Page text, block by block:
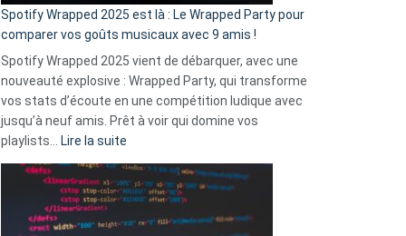
»
Solly
change
la
vie
sans-
abri
en
3
Spotify Wrapped 2025 est là : Le Wrapped Party pour
comparer vos goûts musicaux avec 9 amis !
Spotify Wrapped 2025 vient de débarquer, avec une
nouveauté explosive : Wrapped Party, qui transforme
vos stats d’écoute en une compétition ludique avec
jusqu’à neuf amis. Prêt à voir qui domine vos
playlists…
Lire la suite
Wrapped
2025
est